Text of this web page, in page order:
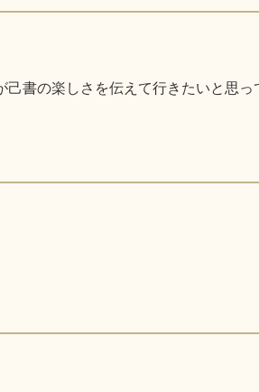
書の楽しさを伝えて行きたいと思っ